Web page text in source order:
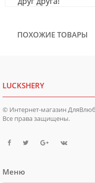
ПОХОЖИЕ ТОВАРЫ
LUCKSHERY
© Интернет-магазин
Все права защищены.
Меню